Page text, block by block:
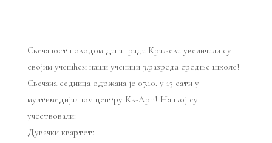
Свечаност поводом дана града Краљева увеличали су
својим учешћем наши ученици 3.разреда средње школе!
Свечана седница одржана је 07.10. у 13 сати у
мултимедијалном центру Кв-Арт! На њој су
учествовали:
Дувачки квартет: